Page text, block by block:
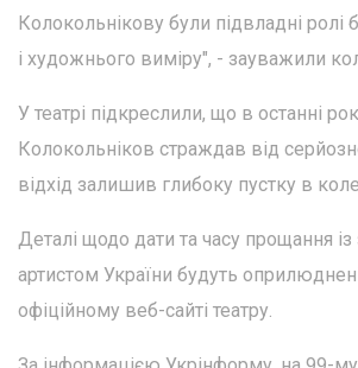
Колокольнікову були підвладні ролі
і художнього виміру", - зауважили
У театрі підкреслили, що в останні
Колокольніков страждав від
відхід залишив глибоку пустку в
Деталі щодо дати та часу прощання
артистом України будуть
офіційному веб-сайті театру.